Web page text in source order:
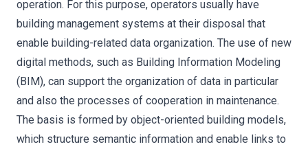
operation. For this purpose, operators usually have
building management systems at their disposal that
enable building-related data organization. The use of new
digital methods, such as Building Information Modeling
(BIM), can support the organization of data in particular
and also the processes of cooperation in maintenance.
The basis is formed by object-oriented building models,
which structure semantic information and enable links to